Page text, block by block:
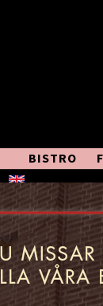
BISTRO
In English